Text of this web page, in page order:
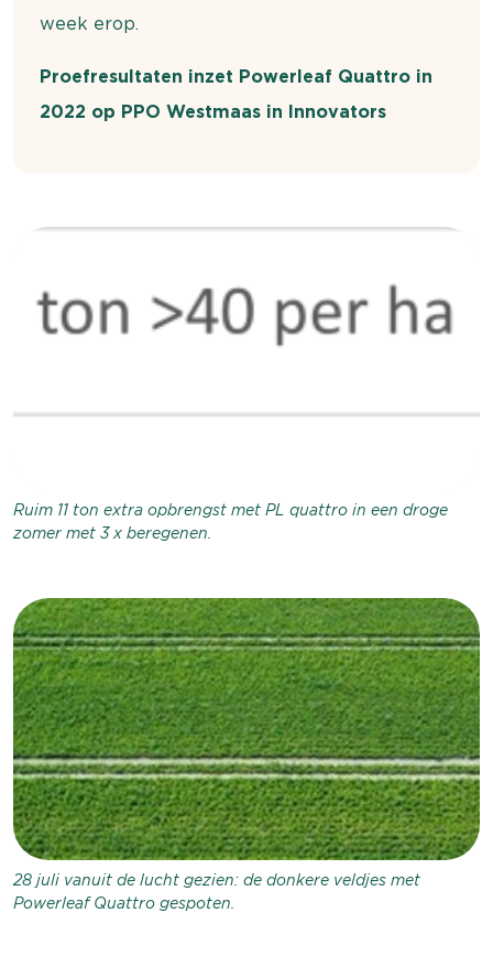
week erop.
Proefresultaten inzet Powerleaf Quattro in
2022 op PPO Westmaas in Innovators
Ruim 11 ton extra opbrengst met PL quattro in een droge
zomer met 3 x beregenen.
28 juli vanuit de lucht gezien: de donkere veldjes met
Powerleaf Quattro gespoten.